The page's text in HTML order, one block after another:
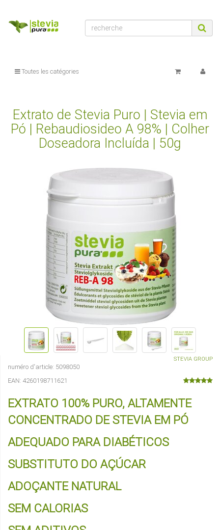
Toutes les catégories
Extrato de Stevia Puro | Stevia em
Pó | Rebaudiosideo A 98% | Colher
Doseadora Incluída | 50g
STEVIA GROUP
numéro d'article: 5098050
EAN: 4260198711621
EXTRATO 100% PURO, ALTAMENTE
CONCENTRADO DE STEVIA EM PÓ
ADEQUADO PARA DIABÉTICOS
SUBSTITUTO DO AÇÚCAR
ADOÇANTE NATURAL
SEM CALORIAS